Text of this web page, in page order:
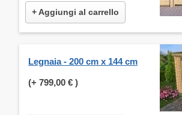
+ Aggiungi al carrello
Legnaia - 200 cm x 144 cm
(+ 799,00 € )